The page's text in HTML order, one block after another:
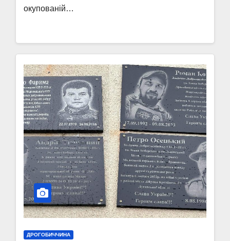
окупованій…
ДРОГОБИЧЧИНА